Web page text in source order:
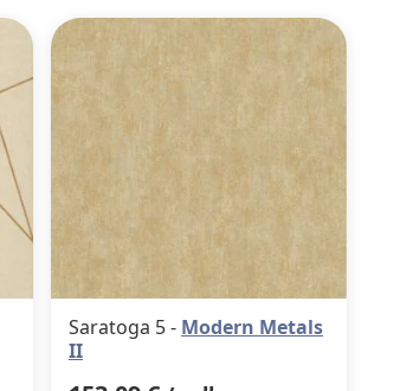
Saratoga 5 - Modern Metals
II